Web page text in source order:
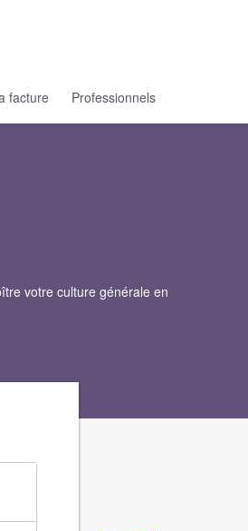
facture Professionnels
votre culture générale en